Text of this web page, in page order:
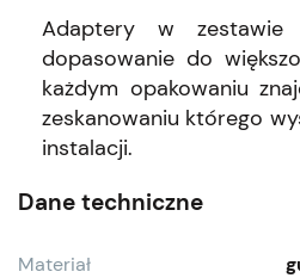
Adaptery w zestawie
dopasowanie do
każdym opakowaniu
zeskanowaniu którego
instalacji.
Dane techniczne
Materiał